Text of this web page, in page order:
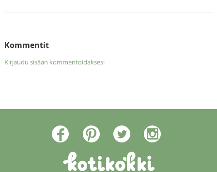
Kommentit
Kirjaudu sisään kommentoidaksesi